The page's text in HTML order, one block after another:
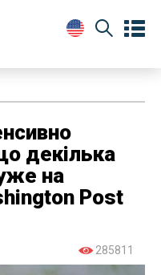
декілька
на
Post
285811